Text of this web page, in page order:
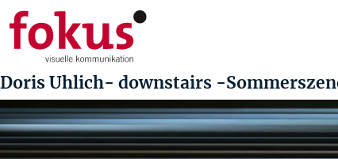
Doris Uhlich- downstairs -